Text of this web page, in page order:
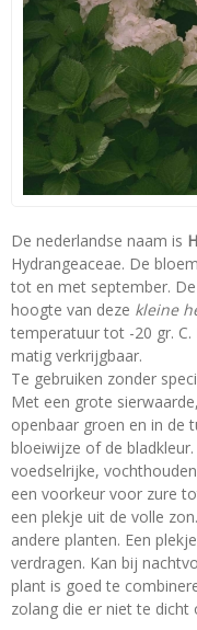
De nederlandse naam is
Hydrangeaceae. De
tot en met september.
hoogte van deze kleine
temperatuur tot -20 gr.
matig verkrijgbaar.
Te gebruiken zonder
Met een grote
openbaar groen en in de
bloeiwijze of de
voedselrijke,
een voorkeur voor zure
een plekje uit de volle
andere planten. Een
verdragen. Kan bij
plant is goed te
zolang die er niet te dicht